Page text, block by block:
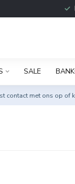
SALE
contact met ons op of